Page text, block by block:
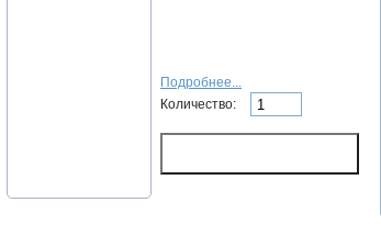
Подробнее...
Количество: